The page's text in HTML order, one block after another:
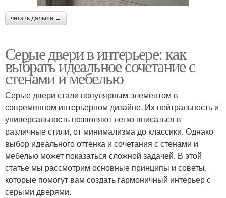
читать дальше →
Серые двери в интерьере: как
выбрать идеальное сочетание с
стенами и мебелью
Серые двери стали популярным элементом в
современном интерьерном дизайне. Их нейтральность и
универсальность позволяют легко вписаться в
различные стили, от минимализма до классики. Однако
выбор идеального оттенка и сочетания с стенами и
мебелью может показаться сложной задачей. В этой
статье мы рассмотрим основные принципы и советы,
которые помогут вам создать гармоничный интерьер с
серыми дверями.